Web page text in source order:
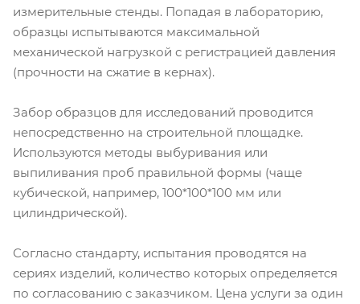
измерительные стенды. Попадая в лабораторию,
образцы испытываются максимальной
механической нагрузкой с регистрацией давления
(прочности на сжатие в кернах).
Забор образцов для исследований проводится
непосредственно на строительной площадке.
Используются методы выбуривания или
выпиливания проб правильной формы (чаще
кубической, например, 100*100*100 мм или
цилиндрической).
Согласно стандарту, испытания проводятся на
сериях изделий, количество которых определяется
по согласованию с заказчиком. Цена услуги за один